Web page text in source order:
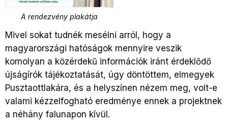
A rendezvény plakátja
Mivel sokat tudnék mesélni arról, hogy a
magyarországi hatóságok mennyire veszik
komolyan a közérdekű információk iránt érdeklődő
újságírók tájékoztatását, úgy döntöttem, elmegyek
Pusztaottlakára, és a helyszínen nézem meg, volt-e
valami kézzelfogható eredménye ennek a projektnek
a néhány falunapon kívül.